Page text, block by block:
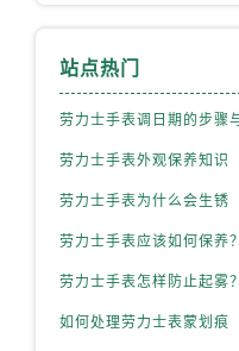
站点热门
劳力士手表外观保养知识
劳力士手表应该如何保养？
劳力士手表怎样防止起雾？